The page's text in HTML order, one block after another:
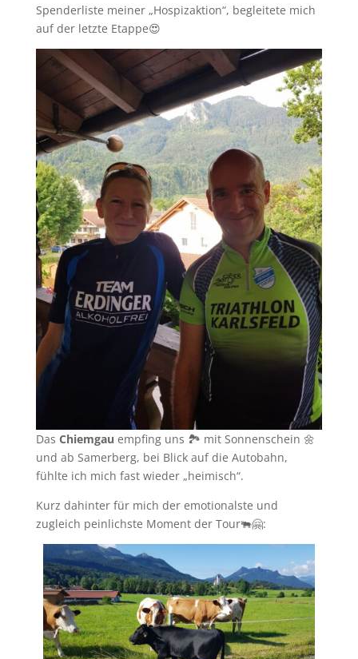
Spenderliste meiner „Hospizaktion“, begleitete mich
auf der letzte Etappe😍
Das Chiemgau empfing uns 🏞 mit Sonnenschein 🌼
und ab Samerberg, bei Blick auf die Autobahn,
fühlte ich mich fast wieder „heimisch“.
Kurz dahinter für mich der emotionalste und
zugleich peinlichste Moment der Tour🐃🤗: